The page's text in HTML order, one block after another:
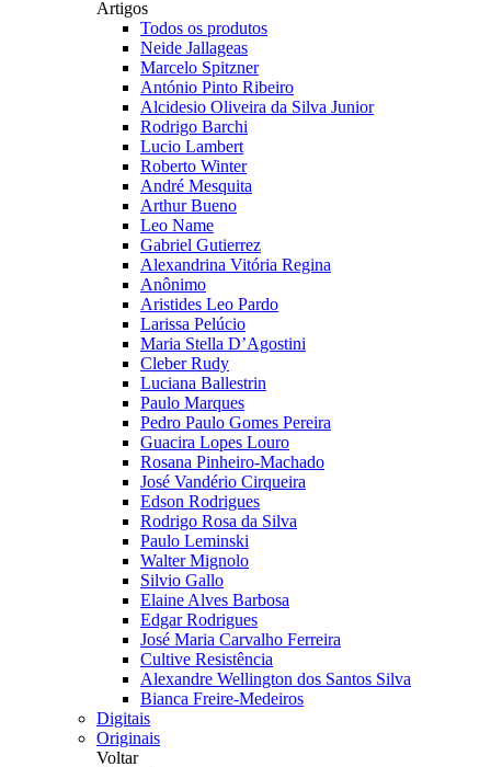
Artigos
Todos os produtos
Neide Jallageas
Marcelo Spitzner
António Pinto Ribeiro
Alcidesio Oliveira da Silva Junior
Rodrigo Barchi
Lucio Lambert
Roberto Winter
André Mesquita
Arthur Bueno
Leo Name
Gabriel Gutierrez
Alexandrina Vitória Regina
Anônimo
Aristides Leo Pardo
Larissa Pelúcio
Maria Stella D’Agostini
Cleber Rudy
Luciana Ballestrin
Paulo Marques
Pedro Paulo Gomes Pereira
Guacira Lopes Louro
Rosana Pinheiro-Machado
José Vandério Cirqueira
Edson Rodrigues
Rodrigo Rosa da Silva
Paulo Leminski
Walter Mignolo
Silvio Gallo
Elaine Alves Barbosa
Edgar Rodrigues
José Maria Carvalho Ferreira
Cultive Resistência
Alexandre Wellington dos Santos Silva
Bianca Freire-Medeiros
Digitais
Originais
Voltar